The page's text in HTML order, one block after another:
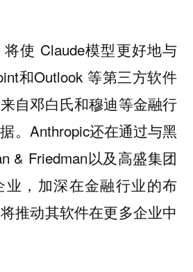
使 Claude模型更好地与
和Outlook 等第三方软件
自邓白氏和穆迪等金融行
。Anthropic还在通过与黑
& Friedman以及高盛集团
业，加深在金融行业的布
推动其软件在更多企业中